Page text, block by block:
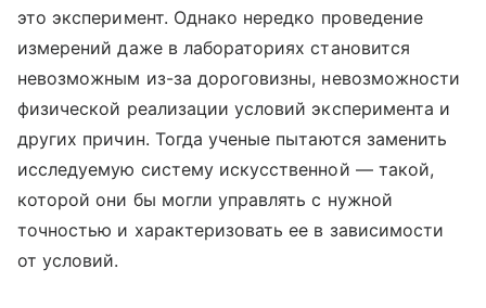
это эксперимент. Однако нередко проведение
измерений даже в лабораториях становится
невозможным из-за дороговизны, невозможности
физической реализации условий эксперимента и
других причин. Тогда ученые пытаются заменить
исследуемую систему искусственной — такой,
которой они бы могли управлять с нужной
точностью и характеризовать ее в зависимости
от условий.